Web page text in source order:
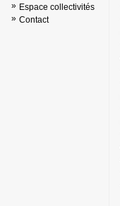
Espace collectivités
Contact